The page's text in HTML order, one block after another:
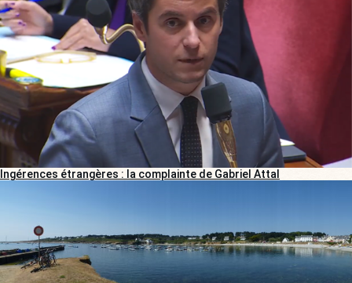
Ingérences étrangères : la complainte de Gabriel Attal